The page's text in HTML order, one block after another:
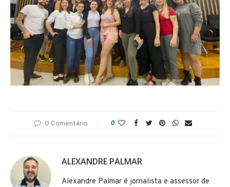
0 Comentário 0
ALEXANDRE PALMAR
Alexandre Palmar é jornalista e assessor de